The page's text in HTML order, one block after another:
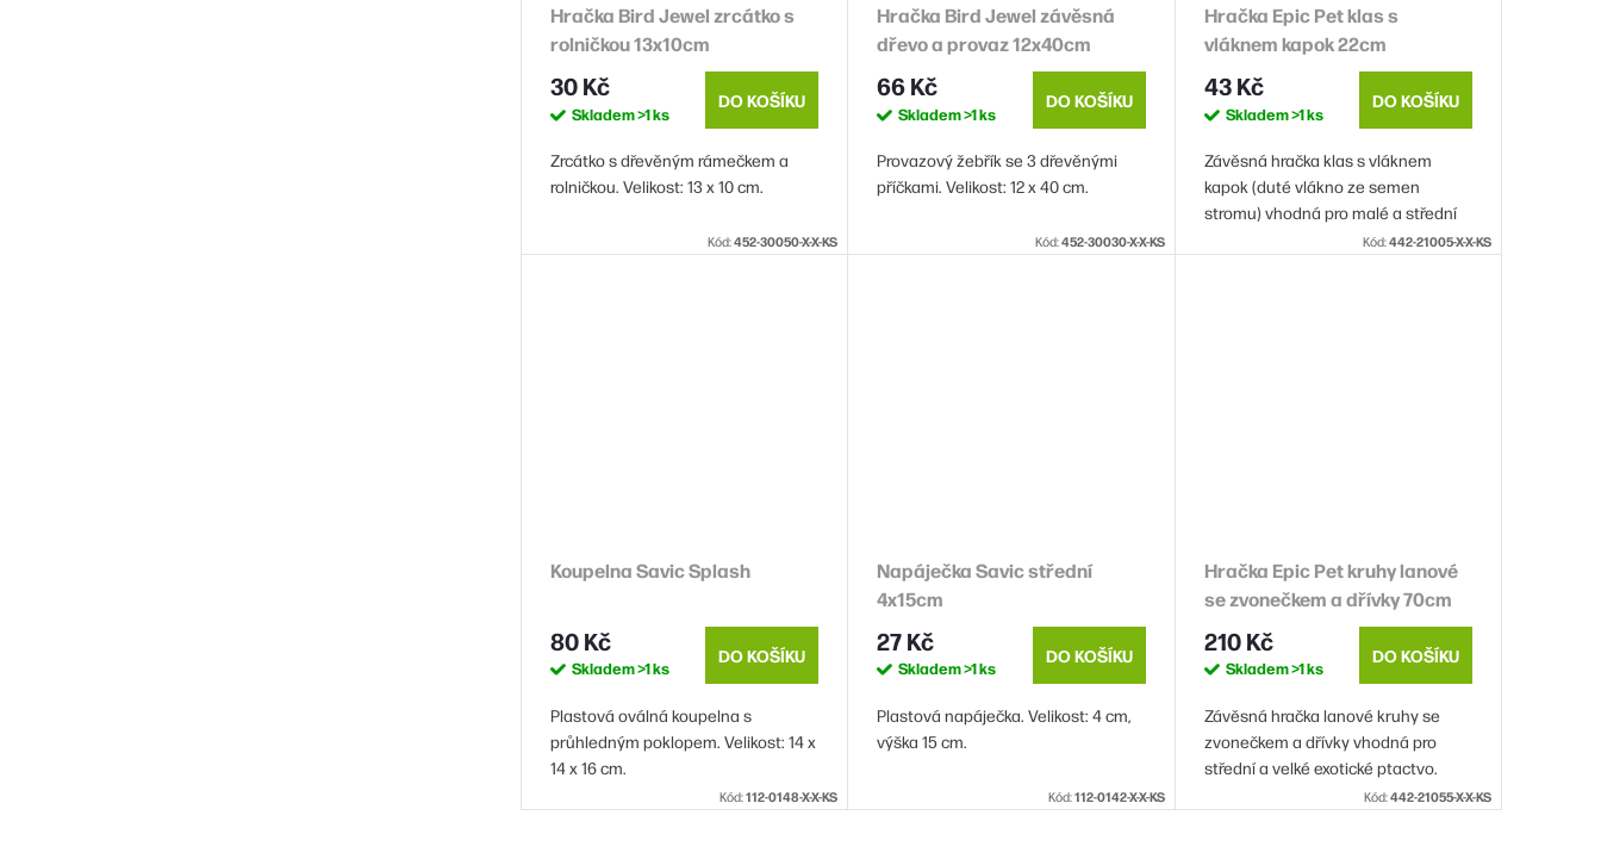
Hračka Bird Jewel zrcátko s
rolničkou 13x10cm
30 Kč
Skladem>1 ks
DO KOŠÍKU
Zrcátko s dřevěným rámečkem a
rolničkou. Velikost: 13 x 10 cm.
Kód:452-30050-X-X-KS
Hračka Bird Jewel závěsná
dřevo a provaz 12x40cm
66 Kč
Skladem>1 ks
DO KOŠÍKU
Provazový žebřík se 3 dřevěnými
příčkami. Velikost: 12 x 40 cm.
Kód:452-30030-X-X-KS
Hračka Epic Pet klas s
vláknem kapok 22cm
43 Kč
Skladem>1 ks
DO KOŠÍKU
Závěsná hračka klas s vláknem
kapok (duté vlákno ze semen
stromu) vhodná pro malé a střední
Kód:442-21005-X-X-KS
Koupelna Savic Splash
80 Kč
Skladem>1 ks
DO KOŠÍKU
Plastová oválná koupelna s
průhledným poklopem. Velikost: 14 x
14 x 16 cm.
Kód:112-0148-X-X-KS
Napáječka Savic střední
4x15cm
27 Kč
Skladem>1 ks
DO KOŠÍKU
Plastová napáječka. Velikost: 4 cm,
výška 15 cm.
Kód:112-0142-X-X-KS
Hračka Epic Pet kruhy lanové
se zvonečkem a dřívky 70cm
210 Kč
Skladem>1 ks
DO KOŠÍKU
Závěsná hračka lanové kruhy se
zvonečkem a dřívky vhodná pro
střední a velké exotické ptactvo.
Vyrobeno ze dřeva sečuánského
Kód:442-21055-X-X-KS